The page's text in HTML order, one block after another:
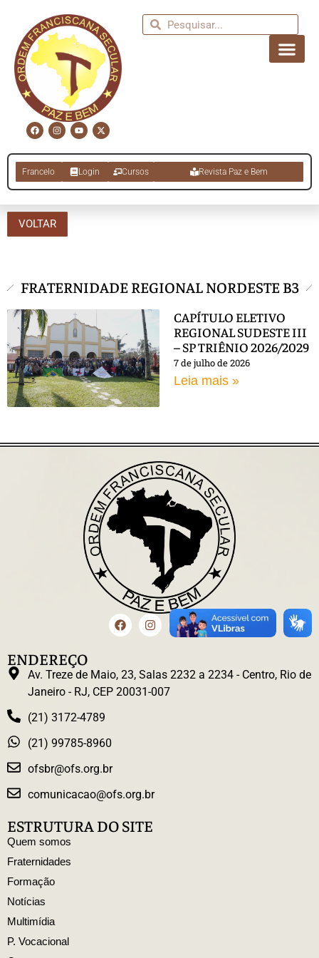
Francelo Login Cursos Revista Paz e Bem
VOLTAR
FRATERNIDADE REGIONAL NORDESTE B3
CAPÍTULO ELETIVO
REGIONAL SUDESTE III
– SP TRIÊNIO 2026/2029
7 de julho de 2026
Leia mais »
ENDEREÇO
Av. Treze de Maio, 23, Salas 2232 a 2234 - Centro, Rio de
Janeiro - RJ, CEP 20031-007
(21) 3172-4789
(21) 99785-8960
ofsbr@ofs.org.br
comunicacao@ofs.org.br
ESTRUTURA DO SITE
Quem somos
Fraternidades
Formação
Notícias
Multimídia
P. Vocacional